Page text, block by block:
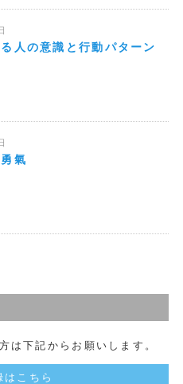
ンサロン
人の意識と行動パターン
氣
は下記からお願いします。
はこちら